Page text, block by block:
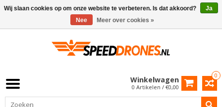
0
Winkelwagen
0 Artikelen / €0,00
Wij slaan cookies op om onze website te verbeteren. Is dat akkoord?
Ja
Nee
Meer over cookies »